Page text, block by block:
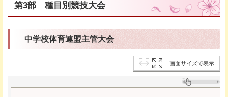
第3部 種目別競技大会
中学校体育連盟主管大会
画面サイズで表示